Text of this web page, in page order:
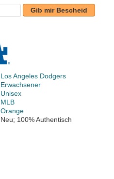
Gib mir Bescheid
Los Angeles Dodgers
Erwachsener
Unisex
MLB
Orange
Neu; 100% Authentisch